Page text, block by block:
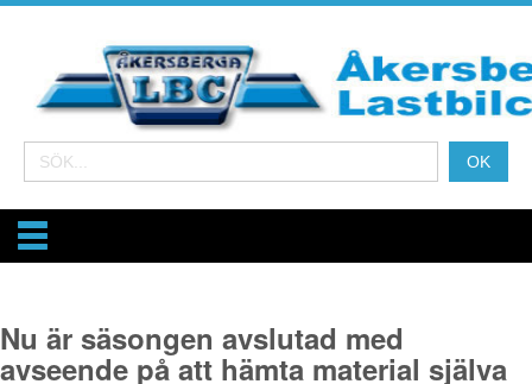
Nu är säsongen avslutad med
avseende på att hämta material själva